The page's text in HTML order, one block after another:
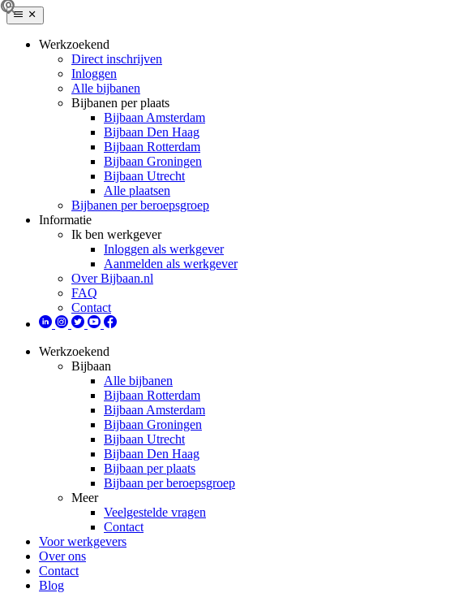
Werkzoekend
Direct inschrijven
Inloggen
Alle bijbanen
Bijbanen per plaats
Bijbaan Amsterdam
Bijbaan Den Haag
Bijbaan Rotterdam
Bijbaan Groningen
Bijbaan Utrecht
Alle plaatsen
Bijbanen per beroepsgroep
Informatie
Ik ben werkgever
Inloggen als werkgever
Aanmelden als werkgever
Over Bijbaan.nl
FAQ
Contact
Werkzoekend
Bijbaan
Alle bijbanen
Bijbaan Rotterdam
Bijbaan Amsterdam
Bijbaan Groningen
Bijbaan Utrecht
Bijbaan Den Haag
Bijbaan per plaats
Bijbaan per beroepsgroep
Meer
Veelgestelde vragen
Contact
Voor werkgevers
Over ons
Contact
Blog